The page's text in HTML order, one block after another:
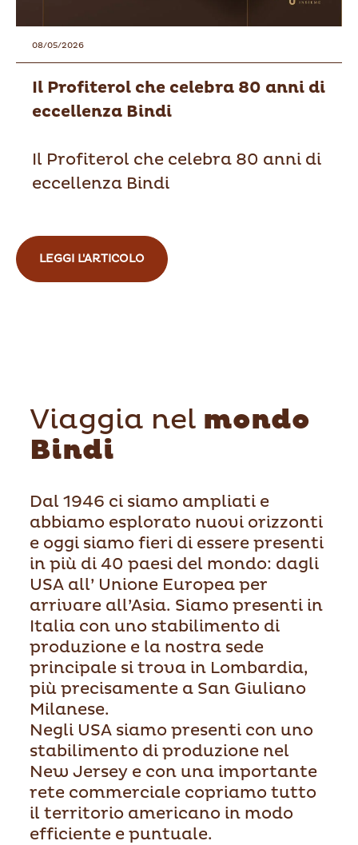
08/05/2026
Il Profiterol che celebra 80 anni di
eccellenza Bindi
Il Profiterol che celebra 80 anni di
eccellenza Bindi
LEGGI L'ARTICOLO
Viaggia nel mondo
Bindi
Dal 1946 ci siamo ampliati e
abbiamo esplorato nuovi orizzonti
e oggi siamo fieri di essere presenti
in più di 40 paesi del mondo: dagli
USA all’ Unione Europea per
arrivare all’Asia. Siamo presenti in
Italia con uno stabilimento di
produzione e la nostra sede
principale si trova in Lombardia,
più precisamente a San Giuliano
Milanese.
Negli USA siamo presenti con uno
stabilimento di produzione nel
New Jersey e con una importante
rete commerciale copriamo tutto
il territorio americano in modo
efficiente e puntuale.